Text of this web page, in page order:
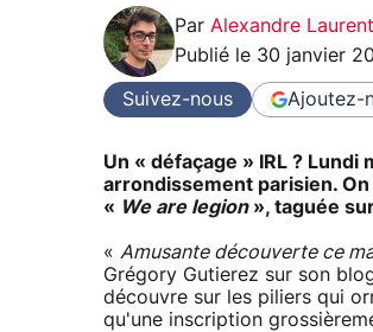
Par Alexandre Laurent
Publié le 30 janvier
Suivez-nous Ajoutez-
Un « défaçage » IRL ?
arrondissement parisien.
« We are legion», taguée
« Amusante découverte ce
Grégory Gutierez sur son
découvre sur les piliers qui
qu'une inscription